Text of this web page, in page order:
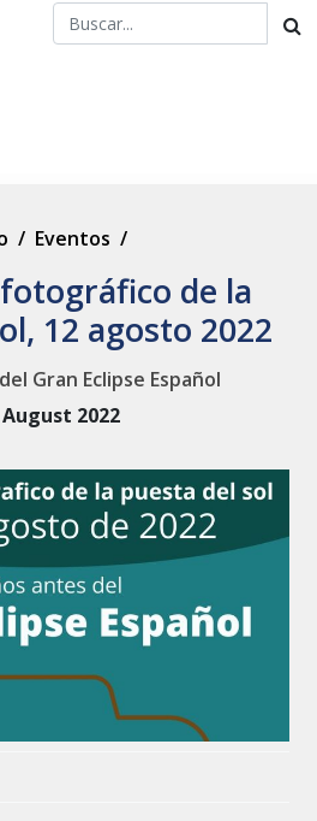
/ Eventos /
de la
12 agosto 2022
Gran Eclipse Español
August 2022